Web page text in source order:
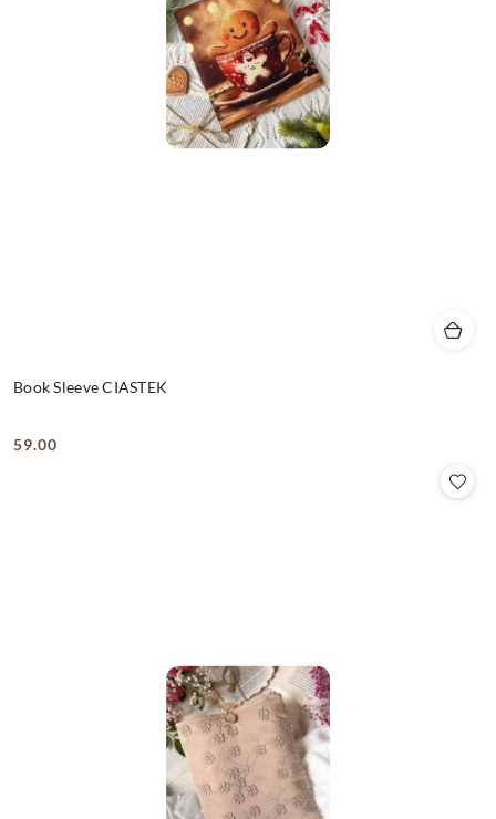
Book Sleeve CIASTEK
Cena:
59.00